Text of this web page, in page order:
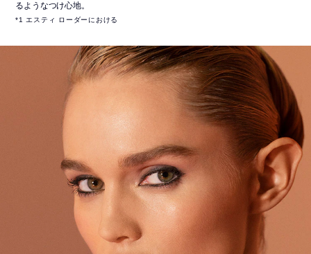
るようなつけ心地。
*1 エスティ ローダーにおける